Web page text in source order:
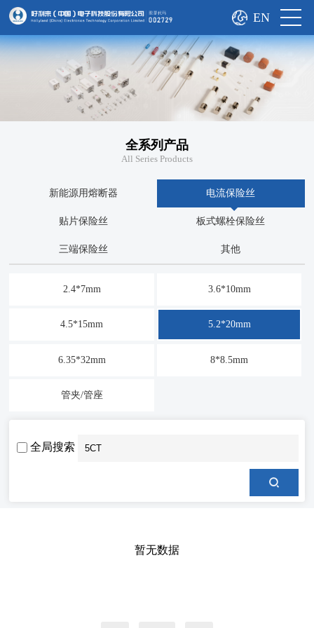
EN
全系列产品
All Series Products
新能源用熔断器 电流保险丝
贴片保险丝 板式螺栓保险丝
三端保险丝 其他
2.4*7mm 3.6*10mm
4.5*15mm 5.2*20mm
6.35*32mm 8*8.5mm
管夹/管座
全局搜索
暂无数据